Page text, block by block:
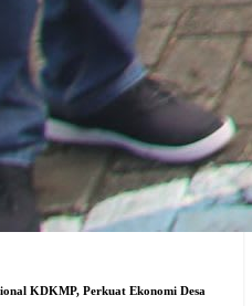
KDKMP, Perkuat Ekonomi Desa